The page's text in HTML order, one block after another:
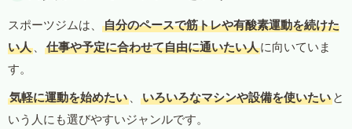
スポーツジムは、
自分のペースで筋トレや有酸素運動を続けた
い人 、 仕事や予定に合わせて自由に通いたい人に向いていま
す。
気軽に運動を始めたい 、 いろいろなマシンや設備を使いたい と
いう人にも選びやすいジャンルです。